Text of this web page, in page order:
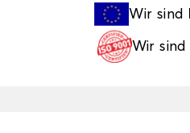
Wir sind
Wir sind